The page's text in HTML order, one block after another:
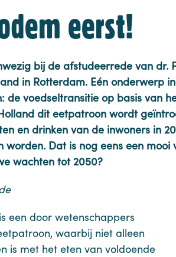
eerst!
bij de afstudeerrede van dr.
in Rotterdam. Eén onderwerp
de voedseltransitie op basis van
dit eetpatroon wordt
en drinken van de inwoners in
worden. Dat is nog eens een mooi
wachten tot 2050?
een door wetenschappers
waarbij niet alleen
is met het eten van voldoende